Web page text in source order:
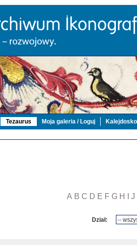
Tezaurus Moja galeria / Loguj
A B C D E F G H J
Dział: